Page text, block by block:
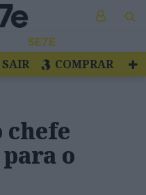
SE7E
SAIR
COMPRAR
chefe
o